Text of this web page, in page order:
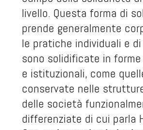
livello. Questa forma di
prende generalmente
le pratiche individuali e
sono solidificate in
e istituzionali, come
conservate nelle
delle società
differenziate di cui parla